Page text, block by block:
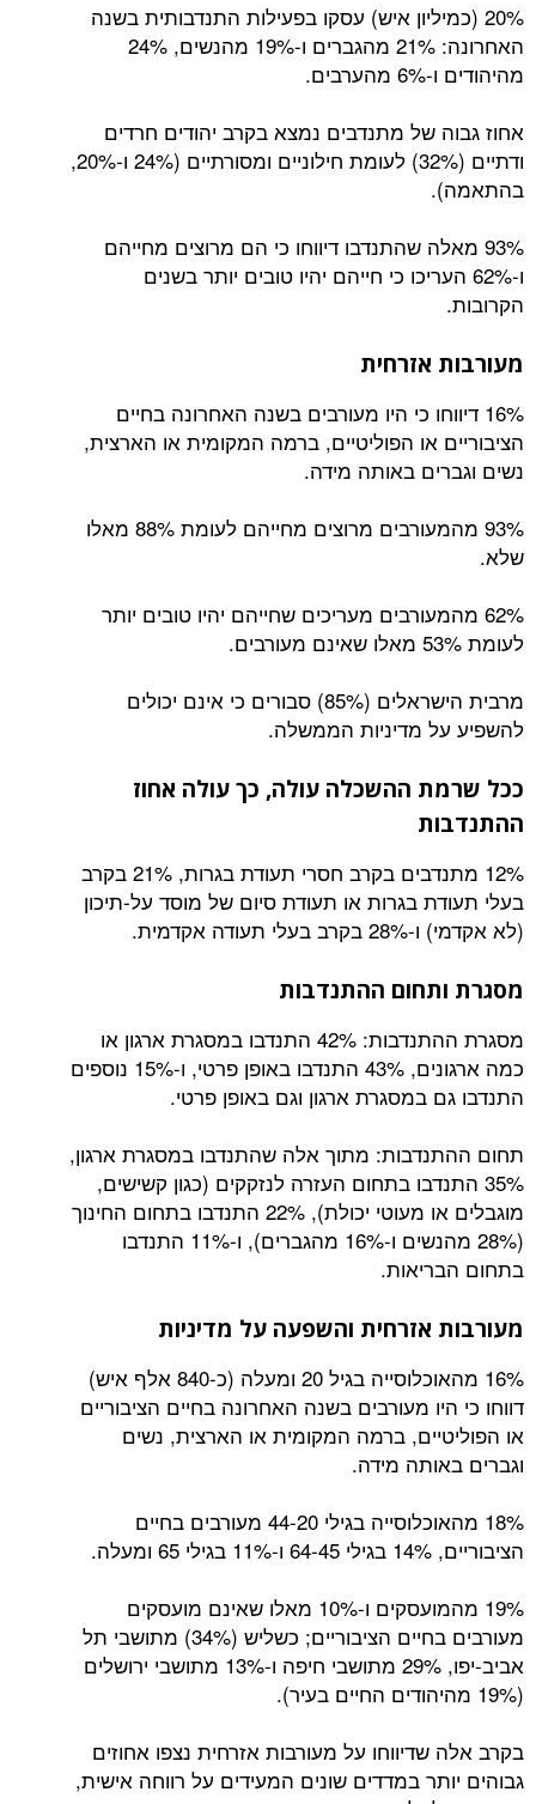
איש) עסקו בפעילות התנדבותית בשנה
האחרונה: 21% מהגברים ו-19% מהנשים, 24%
של מתנדבים נמצא בקרב יהודים חרדים
ודתיים (32%) לעומת חילוניים ומסורתיים (24% ו-20%,
שהתנדבו דיווחו כי הם מרוצים מחייהם
העריכו כי חייהם יהיו טובים יותר בשנים
אזרחית
כי היו מעורבים בשנה האחרונה בחיים
או הפוליטיים, ברמה המקומית או הארצית,
באותה מידה.
93% מהמעורבים מרוצים מחייהם לעומת 88% מאלו
מעריכים שחייהם יהיו טובים יותר
מרבית הישראלים (85%) סבורים כי אינם יכולים
מדיניות הממשלה.
ההשכלה עולה, כך עולה אחוז
12% מתנדבים בקרב חסרי תעודת בגרות, 21% בקרב
בגרות או תעודת סיום של מוסד על-תיכון
אקדמית.
ההתנדבות
מסגרת ההתנדבות: 42% התנדבו במסגרת ארגון או
כמה ארגונים, 43% התנדבו באופן פרטי, ו-15% נוספים
במסגרת ארגון וגם באופן פרטי.
מתוך אלה שהתנדבו במסגרת ארגון,
בתחום העזרה לנזקקים (כגון קשישים,
מוגבלים או מעוטי יכולת), 22% התנדבו בתחום החינוך
(28% מהנשים ו-16% מהגברים), ו-11% התנדבו
אזרחית והשפעה על מדיניות
16% מהאוכלוסייה בגיל 20 ומעלה (כ-840 אלף איש)
מעורבים בשנה האחרונה בחיים הציבוריים
ברמה המקומית או הארצית, נשים
מידה.
18% מהאוכלוסייה בגילי 44-20 מעורבים בחיים
19% מהמועסקים ו-10% מאלו שאינם מועסקים
מעורבים בחיים הציבוריים; כשליש (34%) מתושבי תל
אביב-יפו, 29% מתושבי חיפה ו-13% מתושבי ירושלים
על מעורבות אזרחית נצפו אחוזים
במדדים שונים המעידים על רווחה אישית,